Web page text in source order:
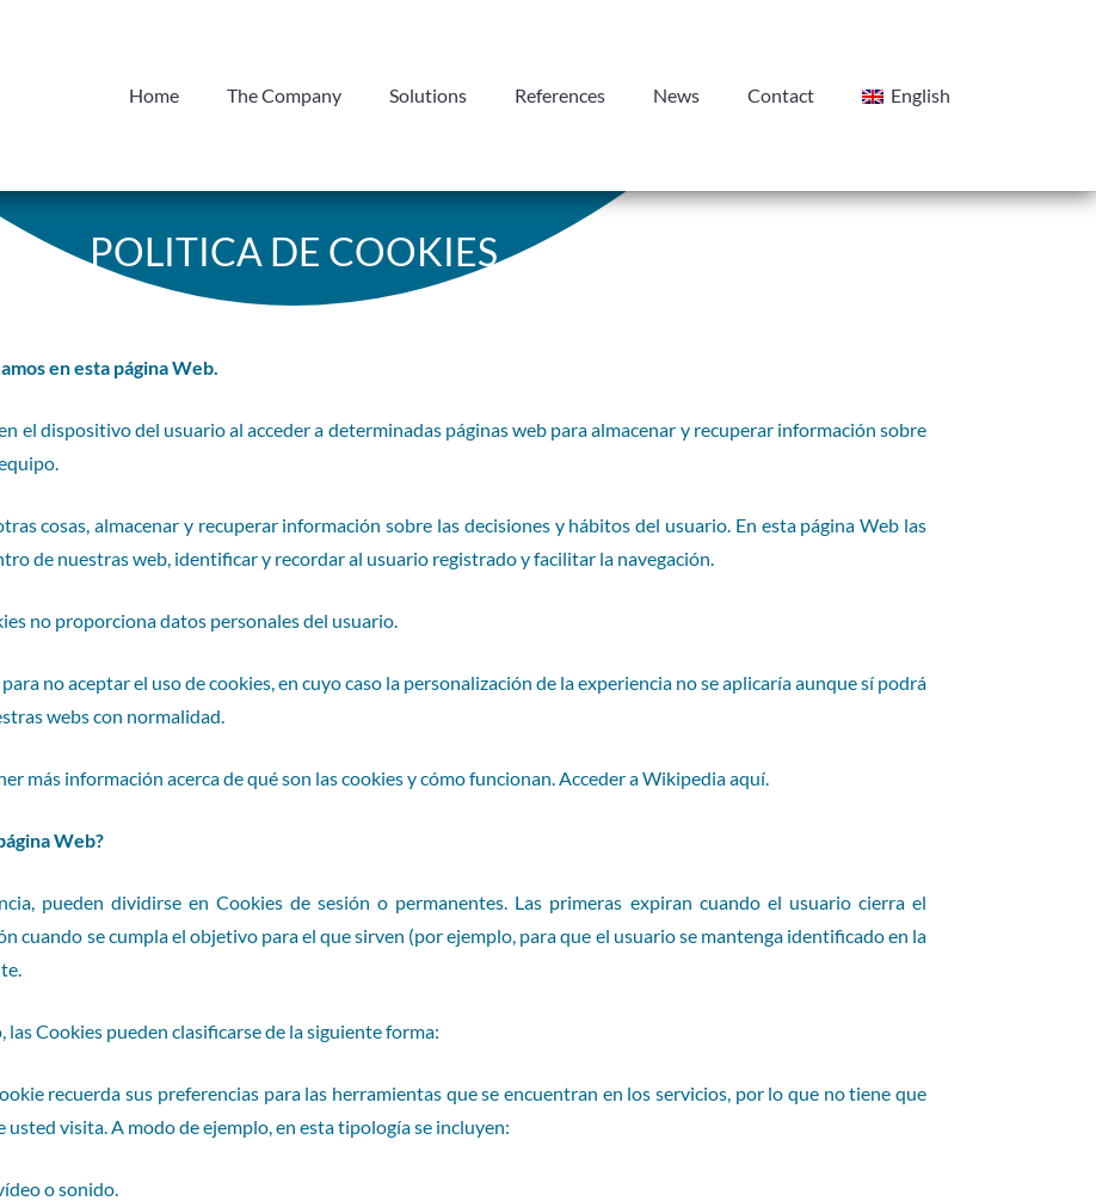
Home The Company Solutions References News Contact English
POLITICA DE COOKIES
en esta página Web.
el dispositivo del usuario al acceder a determinadas páginas web para almacenar y recuperar información sobre
cosas, almacenar y recuperar información sobre las decisiones y hábitos del usuario. En esta página Web las
de nuestras web, identificar y recordar al usuario registrado y facilitar la navegación.
no proporciona datos personales del usuario.
no aceptar el uso de cookies, en cuyo caso la personalización de la experiencia no se aplicaría aunque sí podrá
webs con normalidad.
más información acerca de qué son las cookies y cómo funcionan. Acceder a Wikipediaaquí.
Web?
pueden dividirse en Cookies de sesión o permanentes. Las primeras expiran cuando el usuario cierra el
cuando se cumpla el objetivo para el que sirven (por ejemplo, para que el usuario se mantenga identificado en la
Cookies pueden clasificarse de la siguiente forma:
recuerda sus preferencias para las herramientas que se encuentran en los servicios, por lo que no tiene que
visita. A modo de ejemplo, en esta tipología se incluyen:
o sonido.